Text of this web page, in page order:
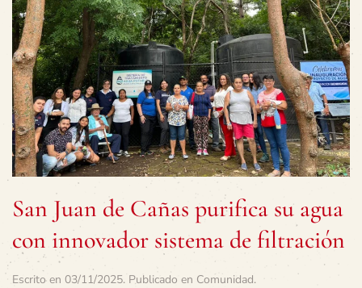
San Juan de Cañas purifica su agua
con innovador sistema de filtración
Escrito en 03/11/2025. Publicado en Comunidad.